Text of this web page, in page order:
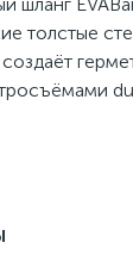
толстые